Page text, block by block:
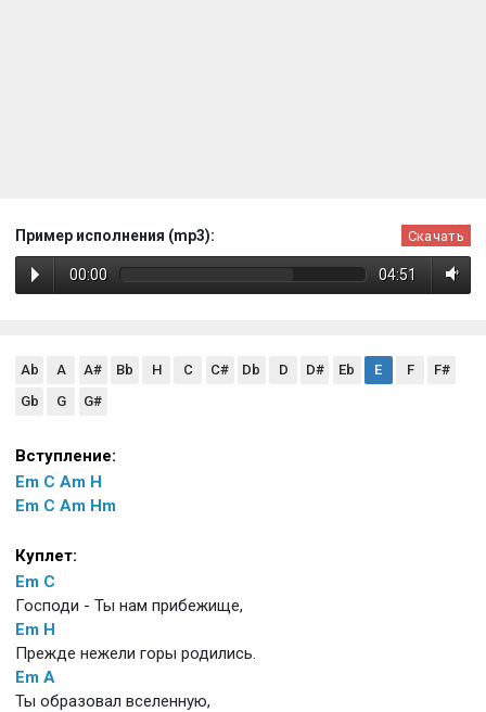
Пример исполнения (mp3): Скачать
00:00 04:51
Ab A A# Bb H C C# Db D D# Eb E F
F#
Gb
G G#
Вступление:
Em C Am H
Em C Am Hm
Куплет:
Em C
Господи - Ты нам прибежище,
Em H
Прежде нежели горы родились.
Em A
Ты образовал вселенную,